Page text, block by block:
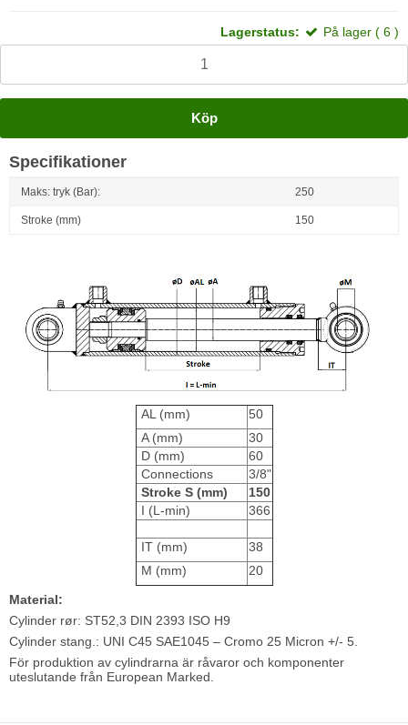
Lagerstatus: På lager ( 6 )
Köp
Specifikationer
Maks: tryk (Bar): 250
Stroke (mm) 150
AL (mm)
50
A (mm)
30
D (mm)
60
Connections
3/8"
Stroke S (mm)
150
I (L-min)
366
IT (mm)
38
M (mm)
20
Material:
Cylinder rør: ST52,3 DIN 2393 ISO H9
Cylinder stang.: UNI C45 SAE1045 – Cromo 25 Micron +/- 5.
För produktion av cylindrarna är råvaror och komponenter
uteslutande från European Marked.